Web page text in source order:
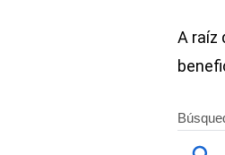
A raíz